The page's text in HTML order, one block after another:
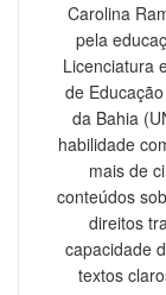
Carolina
pela
Licenciatura
de
da Bahia
habilidade
mais de
conteúdos
direitos
capacidade
textos